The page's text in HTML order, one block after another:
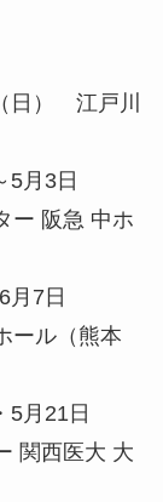
日） 江戸川
5月3日
ー 阪急 中ホ
月7日
ール（熊本
5月21日
関西医大 大